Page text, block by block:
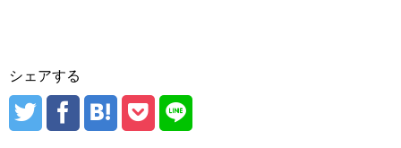
シェアする